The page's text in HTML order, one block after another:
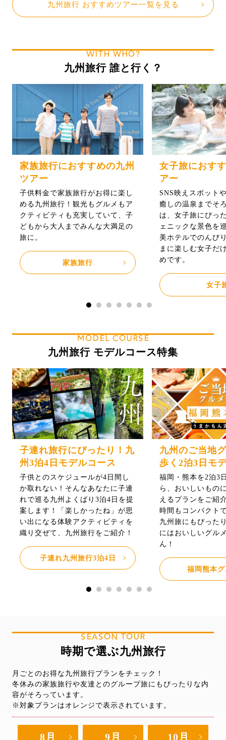
九州旅行 おすすめツアー一覧を見る
WITH WHO?
九州旅行 誰と行く？
家族旅行におすすめの九州
ツアー
子供料金で家族旅行がお得に楽し
める九州旅行！観光もグルメもア
クティビティも充実していて、子
どもから大人までみんな大満足の
旅に。
家族旅行
女子旅におす
アー
SNS映えスポット
癒しの温泉までそ
は、女子旅にぴっ
ェニックな景色を
美ホテルでのんび
まに楽しむ女子だ
めです。
女子
MODEL COURSE
九州旅行 モデルコース特集
子連れ旅行にぴったり！九
州3泊4日モデルコース
子供とのスケジュールが4日間し
か取れない！そんなあなたに子連
れで巡る九州よくばり3泊4日を提
案します！「楽しかったね」が思
い出になる体験アクティビティを
織り交ぜて、九州旅行をご紹介！
子連れ九州旅行3泊4日
九州のご当地
歩く2泊3日モ
福岡・熊本を2泊3
ら、おいしいもの
えるプランをご紹
時間もコンパクト
九州旅にもぴった
にはおいしいグル
ん！
福岡熊本
SEASON TOUR
時期で選ぶ九州旅行
月ごとのお得な九州旅行プランをチェック！
冬休みの家族旅行や友達とのグループ旅にもぴったりな内
容がそろっています。
※対象プランはオレンジで表示されています。
8月 9月 10月